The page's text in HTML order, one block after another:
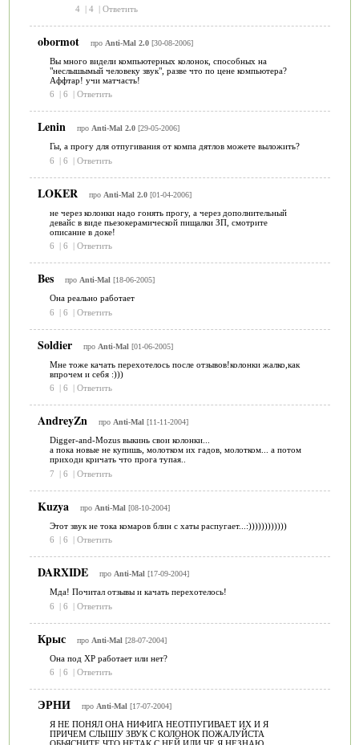
4 | 4 | Ответить
obormot про Anti-Mal 2.0[30-08-2006]
Вы много видели компьютерных колонок, способных на
"неслышымый человеку звук", разве что по цене компьютера?
Аффтар! учи матчасть!
6
| 6 | Ответить
Lenin про Anti-Mal 2.0[29-05-2006]
Гы, а прогу для отпугивания от компа дятлов можете выложить?
6
| 6 | Ответить
LOKER про Anti-Mal 2.0[01-04-2006]
не через колонки надо гонять прогу, а через дополнительный
девайс в виде пьезокерамической пищалки ЗП, смотрите
описание в доке!
6
| 6 | Ответить
Bes про Anti-Mal [18-06-2005]
Она реально работает
6
| 6 | Ответить
Soldier про Anti-Mal [01-06-2005]
Мне тоже качать перехотелось после отзывов!колонки жалко,как
впрочем и себя :)))
6
| 6 | Ответить
AndreyZn про Anti-Mal [11-11-2004]
Digger-and-Mozus выкинь свои колонки...
а пока новые не купишь, молотком их гадов, молотком... а потом
приходи кричать что прога тупая..
7
| 6 | Ответить
Kuzya про Anti-Mal [08-10-2004]
Этот звук не тока комаров блин с хаты распугает...:))))))))))))
6
| 6 | Ответить
DARXIDE про Anti-Mal [17-09-2004]
Мда! Почитал отзывы и качать перехотелось!
6
| 6 | Ответить
Крыс про Anti-Mal [28-07-2004]
Она под ХР работает или нет?
6
| 6 | Ответить
ЭРНИ про Anti-Mal [17-07-2004]
Я НЕ ПОНЯЛ ОНА НИФИГА НЕОТПУГИВАЕТ ИХ И Я
ПРИЧЕМ СЛЫШУ ЗВУК С КОЛОНОК ПОЖАЛУЙСТА